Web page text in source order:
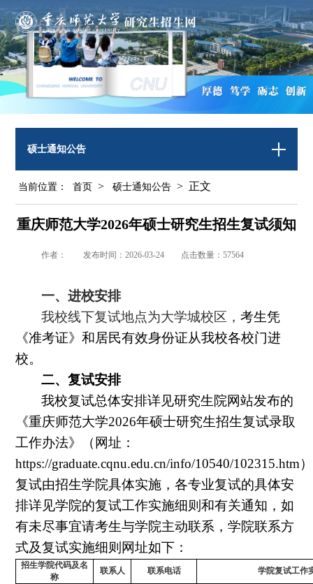
硕士通知公告
当前位置： 首页 > 硕士通知公告 > 正文
重庆师范大学2026年硕士研究生招生复试须知
作者： 发布时间：2026-03-24 点击数量： 57564
一、进校安排
我校线下复试地点为大学城校区，考生凭
《准考证》和居民有效身份证从我校各校门进
校。
二、复试安排
我校复试总体安排详见研究生院网站发布的
《重庆师范大学2026年硕士研究生招生复试录取
工作办法》（网址：
https://graduate.cqnu.edu.cn/info/10540/102315.htm
复试由招生学院具体实施，各专业复试的具体安
排详见学院的复试工作实施细则和有关通知，如
有未尽事宜请考生与学院主动联系，学院联系方
式及复试实施细则网址如下：
招生学院代码及名
称
联系人 联系电话
学院复试工作